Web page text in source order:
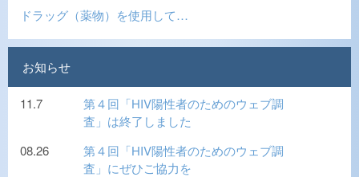
ドラッグ（薬物）を使用して…
お知らせ
11.7
第４回「HIV陽性者のためのウェブ調
査」は終了しました
08.26
第４回「HIV陽性者のためのウェブ調
査」にぜひご協力を